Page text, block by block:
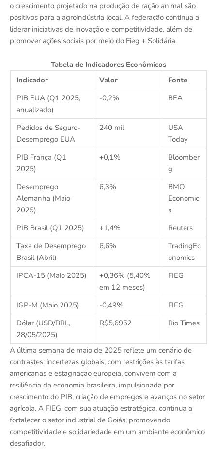
o crescimento projetado na produção de ração animal são
positivos para a agroindústria local. A federação continua a
liderar iniciativas de inovação e competitividade, além de
promover ações sociais por meio do Fieg + Solidária.
Tabela de Indicadores Econômicos
Indicador
Valor
Fonte
PIB EUA (Q1 2025,
anualizado)
-0,2% BEA
Pedidos de Seguro-
Desemprego EUA
240 mil
USA
Today
PIB França (Q1
2025)
+0,1%
Bloomber
g
Desemprego
Alemanha (Maio
2025)
6,3%
BMO
Economic
s
PIB Brasil (Q1 2025)
+1,4%
Reuters
Taxa de Desemprego
Brasil (Abril)
6,6%
TradingEc
onomics
IPCA-15 (Maio 2025)
+0,36% (5,40%
em 12 meses)
FIEG
IGP-M (Maio 2025) -0,49%
FIEG
Dólar (USD/BRL,
28/05/2025)
R$5,6952 Rio Times
A última semana de maio de 2025 reflete um cenário de
contrastes: incertezas globais, com restrições às tarifas
americanas e estagnação europeia, convivem com a
resiliência da economia brasileira, impulsionada por
crescimento do PIB, criação de empregos e avanços no setor
agrícola. A FIEG, com sua atuação estratégica, continua a
fortalecer o setor industrial de Goiás, promovendo
competitividade e solidariedade em um ambiente econômico
desafiador.